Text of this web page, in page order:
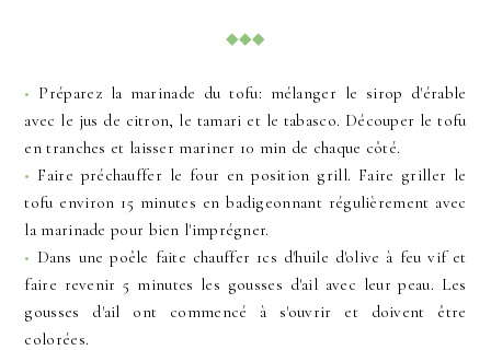
◆◆◆
• Préparez la marinade du tofu: mélanger le sirop d'érable
avec le jus de citron, le tamari et le tabasco. Découper le tofu
en tranches et laisser mariner 10 min de chaque côté.
• Faire préchauffer le four en position grill. Faire griller le
tofu environ 15 minutes en badigeonnant régulièrement avec
la marinade pour bien l'imprégner.
• Dans une poêle faite chauffer 1cs d'huile d'olive à feu vif et
faire revenir 5 minutes les gousses d'ail avec leur peau. Les
gousses d'ail ont commencé à s'ouvrir et doivent être
colorées.